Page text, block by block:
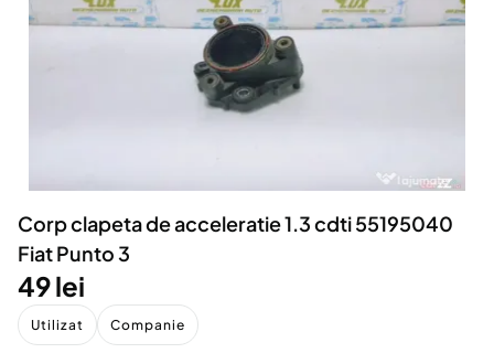
Servicii
Animale de companie
Afaceri și echipamente profesionale
Inchiriere Bunuri si Vehicule
Utilaje agricole si industriale
Piese auto si accesorii
Corp clapeta de acceleratie 1.3 cdti 55195040
Fiat Punto 3
49 lei
Utilizat Companie